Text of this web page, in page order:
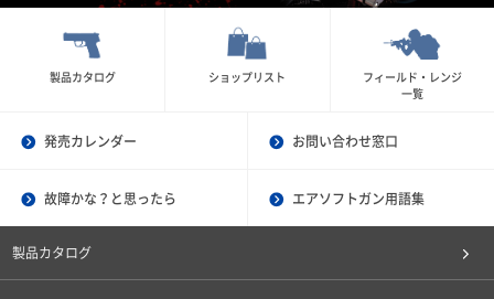
製品カタログ ショップリスト
フィールド・レンジ
一覧
発売カレンダー お問い合わせ窓口
故障かな？と思ったら エアソフトガン用語集
製品カタログ